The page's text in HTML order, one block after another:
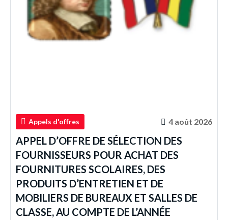
Appels d'offres 4 août 2026
APPEL D’OFFRE DE SÉLECTION DES
FOURNISSEURS POUR ACHAT DES
FOURNITURES SCOLAIRES, DES
PRODUITS D’ENTRETIEN ET DE
MOBILIERS DE BUREAUX ET SALLES DE
CLASSE, AU COMPTE DE L’ANNÉE